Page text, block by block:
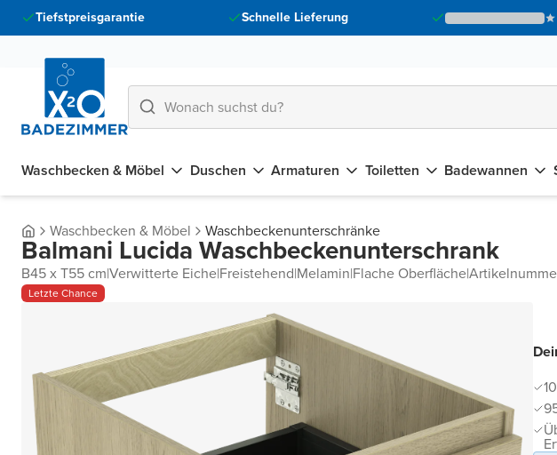
Tiefstpreisgarantie Schnelle Lieferung
Waschbecken & Möbel Duschen Armaturen Toiletten Badewannen
Waschbecken & Möbel Waschbeckenunterschränke
Balmani Lucida Waschbeckenunterschrank
B45 x T55 cm|Verwitterte Eiche|Freistehend|Melamin|Flache Oberfläche|
Letzte Chance